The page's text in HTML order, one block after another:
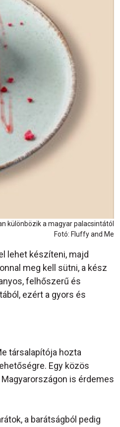
különbözik a magyar palacsintától
Fotó: Fluffy and Me
lehet készíteni, majd
meg kell sütni, a kész
felhőszerű és
ezért a gyors és
társalapítója hozta
Egy közös
is érdemes
a barátságból pedig